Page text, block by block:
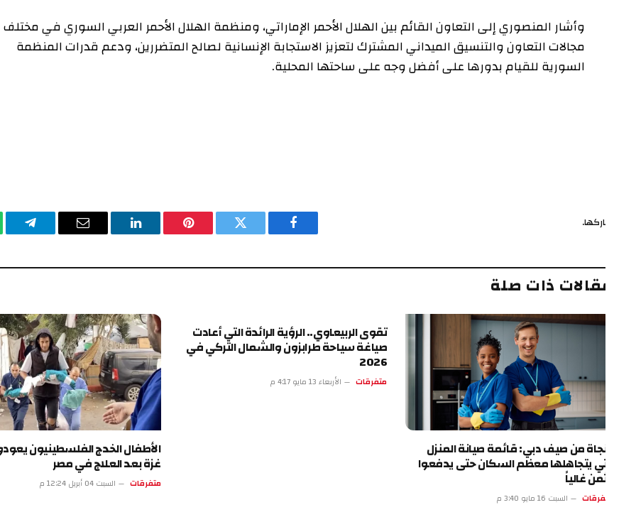
وأشار المنصوري إلى التعاون القائم بين الهلال الأحمر الإماراتي، ومنظمة الهلال الأحمر العربي السوري في مختلف
مجالات التعاون والتنسيق الميداني المشترك لتعزيز الاستجابة الإنسانية لصالح المتضررين، ودعم قدرات المنظمة
السورية للقيام بدورها على أفضل وجه على ساحتها المحلية.
فيسبوكتويتر بينتيريستلينكدإن البريد
تيلقرام
ذات صلة
من صيف دبي: قائمة صيانة المنزل
يتجاهلها معظم السكان حتى يدفعوا
غالياً
السبت 16 مايو 3:40 م
تقوى الربيعاوي.. الرؤية الرائدة التي أعادت
صياغة سياحة طرابزون والشمال التركي في
الأربعاء 13 مايو 4:17 م
الأطفال الخدج الفلسطينيون يعودون إلى
غزة بعد العلاج في مصر
متفرقات السبت 04 أبريل 12:24 م